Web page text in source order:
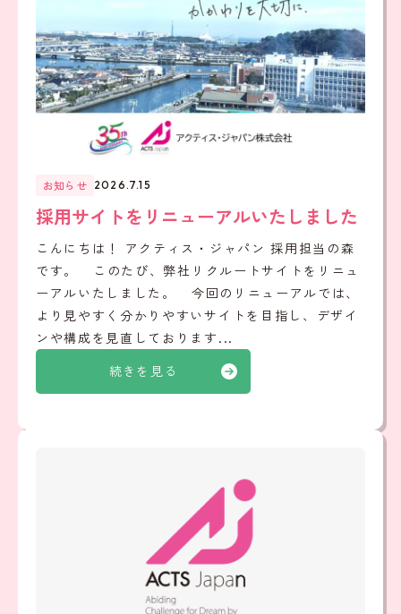
続きを見る
お知らせ 2026.7.15
採用サイトをリニューアルいたしました
こんにちは！ アクティス・ジャパン 採用担当の森
です。 このたび、弊社リクルートサイトをリニュ
ーアルいたしました。 今回のリニューアルでは、
より見やすく分かりやすいサイトを目指し、デザイ
ンや構成を見直しております...